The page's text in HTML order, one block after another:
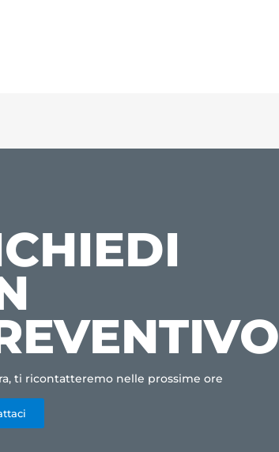
ti ricontatteremo nelle prossime ore